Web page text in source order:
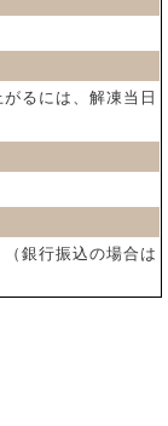
るには、解凍当日
銀行振込の場合は